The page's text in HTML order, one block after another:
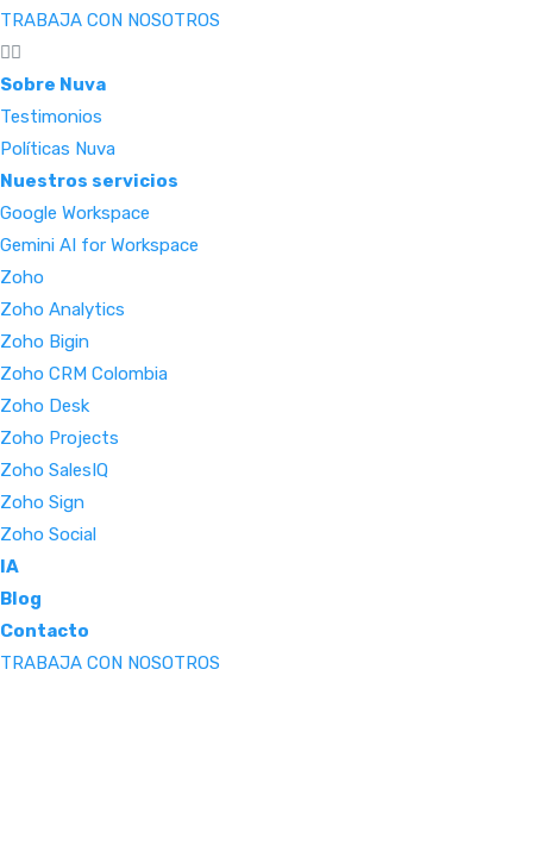
TRABAJA CON NOSOTROS
Sobre Nuva
Testimonios
Políticas Nuva
Nuestros servicios
Google Workspace
Gemini AI for Workspace
Zoho
Zoho Analytics
Zoho Bigin
Zoho CRM Colombia
Zoho Desk
Zoho Projects
Zoho SalesIQ
Zoho Sign
Zoho Social
IA
Blog
Contacto
TRABAJA CON NOSOTROS